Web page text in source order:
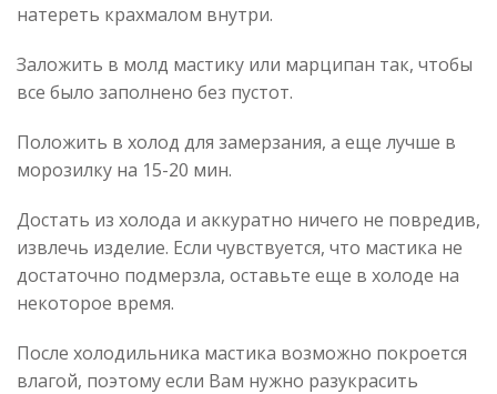
натереть крахмалом внутри.
Заложить в молд мастику или марципан так, чтобы
все было заполнено без пустот.
Положить в холод для замерзания, а еще лучше в
морозилку на 15-20 мин.
Достать из холода и аккуратно ничего не повредив,
извлечь изделие. Если чувствуется, что мастика не
достаточно подмерзла, оставьте еще в холоде на
некоторое время.
После холодильника мастика возможно покроется
влагой, поэтому если Вам нужно разукрасить